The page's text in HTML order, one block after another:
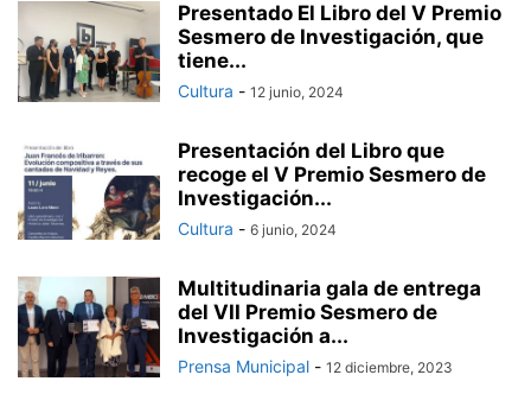
Presentado El Libro del V Premio
Sesmero de Investigación, que
tiene...
Cultura - 12 junio, 2024
Presentación del Libro que
recoge el V Premio Sesmero de
Investigación...
Cultura - 6 junio, 2024
Multitudinaria gala de entrega
del VII Premio Sesmero de
Investigación a...
Prensa Municipal - 12 diciembre, 2023